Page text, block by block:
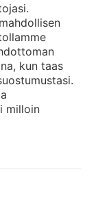
kun taas
milloin